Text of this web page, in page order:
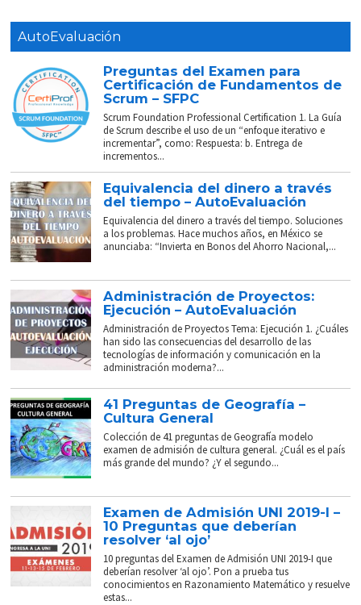
AutoEvaluación
Preguntas del Examen para
Certificación de Fundamentos de
Scrum – SFPC
Scrum Foundation Professional Certification 1. La Guía
de Scrum describe el uso de un “enfoque iterativo e
incrementar”, como: Respuesta: b. Entrega de
incrementos...
Equivalencia del dinero a través
del tiempo – AutoEvaluación
Equivalencia del dinero a través del tiempo. Soluciones
a los problemas. Hace muchos años, en México se
anunciaba: “Invierta en Bonos del Ahorro Nacional,...
Administración de Proyectos:
Ejecución – AutoEvaluación
Administración de Proyectos Tema: Ejecución 1. ¿Cuáles
han sido las consecuencias del desarrollo de las
tecnologías de información y comunicación en la
administración moderna?...
41 Preguntas de Geografía –
Cultura General
Colección de 41 preguntas de Geografía modelo
examen de admisión de cultura general. ¿Cuál es el país
más grande del mundo? ¿Y el segundo...
Examen de Admisión UNI 2019-I –
10 Preguntas que deberían
resolver ‘al ojo’
10 preguntas del Examen de Admisión UNI 2019-I que
deberían resolver ‘al ojo’. Pon a prueba tus
conocimientos en Razonamiento Matemático y resuelve
estas...